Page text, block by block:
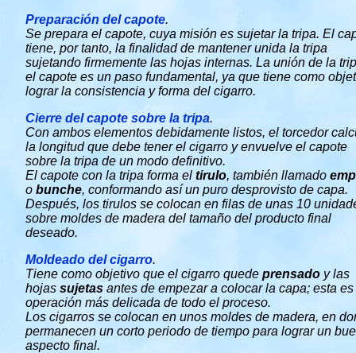
Preparación del capote.
Se prepara el capote, cuya misión es sujetar la tripa. El
tiene, por tanto, la finalidad de mantener unida la tripa
sujetando firmemente las hojas internas. La unión de la
el capote es un paso fundamental, ya que tiene como
lograr la consistencia y forma del cigarro.
Cierre del capote sobre la tripa.
Con ambos elementos debidamente listos, el torcedor
la longitud que debe tener el cigarro y envuelve el capote
sobre la tripa de un modo definitivo.
El capote con la tripa forma el tirulo, también llamado
o bunche, conformando así un puro desprovisto de capa.
Después, los tirulos se colocan en filas de unas 10
sobre moldes de madera del tamaño del producto final
deseado.
Moldeado del cigarro.
Tiene como objetivo que el cigarro quede prensado y las
hojas sujetas antes de empezar a colocar la capa; esta
operación más delicada de todo el proceso.
Los cigarros se colocan en unos moldes de madera, en
permanecen un corto periodo de tiempo para lograr un
aspecto final.